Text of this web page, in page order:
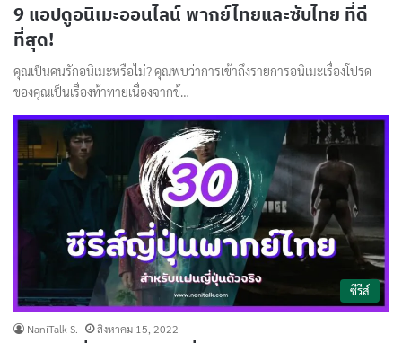
9 แอปดูอนิเมะออนไลน์ พากย์ไทยและซับไทย ที่ดี
ที่สุด!
คุณเป็นคนรักอนิเมะหรือไม่? คุณพบว่าการเข้าถึงรายการอนิเมะเรื่องโปรด
ของคุณเป็นเรื่องท้าทายเนื่องจากข้…
ซีรีส์
NaniTalk S. สิงหาคม 15, 2022